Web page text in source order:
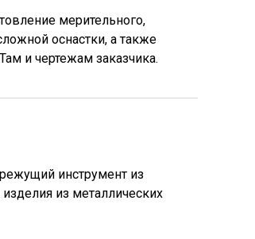
мерительного,
оснастки, а также
и чертежам заказчика.
инструмент из
из металлических